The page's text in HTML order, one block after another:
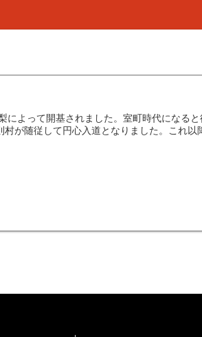
よって開基されました。室町時代になる
が随従して円心入道となりました。これ以